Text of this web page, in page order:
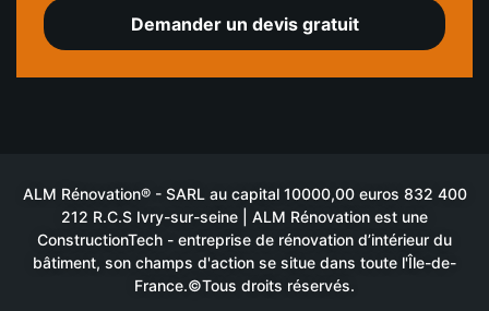
Demander un devis gratuit
ALM Rénovation® - SARL au capital 10000,00 euros 832 400
212 R.C.S Ivry-sur-seine | ALM Rénovation est une
ConstructionTech - entreprise de rénovation d’intérieur du
bâtiment, son champs d'action se situe dans toute l'Île-de-
France.©Tous droits réservés.